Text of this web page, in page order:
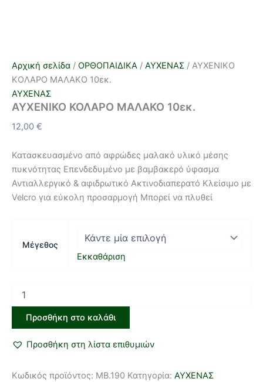
Αρχική σελίδα / ΟΡΘΟΠΑΙΔΙΚΑ / ΑΥΧΕΝΑΣ / ΑΥΧΕΝΙΚΟ
ΚΟΛΑΡΟ ΜΑΛΑΚΟ 10εκ.
ΑΥΧΕΝΑΣ
ΑΥΧΕΝΙΚΟ ΚΟΛΑΡΟ ΜΑΛΑΚΟ 10εκ.
12,00 €
Κατασκευασµένο από αφρώδες μαλακό υλικό μέσης
πυκνότητας Επενδεδυµένο με βαμβακερό ύφασµα
Αντιαλλεργικό & αφιδρωτικό Ακτινοδιαπερατό Κλείσιµο µε
Velcro για εύκολη προσαρµογή Μπορεί να πλυθεί
Μέγεθος
Εκκαθάριση
Προσθήκη στο καλάθι
Προσθήκη στη λίστα επιθυμιών
Κωδικός προϊόντος: MB.190 Κατηγορία: ΑΥΧΕΝΑΣ